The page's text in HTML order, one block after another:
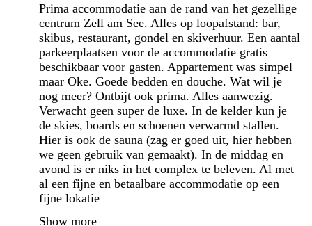
Prima accommodatie aan de rand van het gezellige
centrum Zell am See. Alles op loopafstand: bar,
skibus, restaurant, gondel en skiverhuur. Een aantal
parkeerplaatsen voor de accommodatie gratis
beschikbaar voor gasten. Appartement was simpel
maar Oke. Goede bedden en douche. Wat wil je
nog meer? Ontbijt ook prima. Alles aanwezig.
Verwacht geen super de luxe. In de kelder kun je
de skies, boards en schoenen verwarmd stallen.
Hier is ook de sauna (zag er goed uit, hier hebben
we geen gebruik van gemaakt). In de middag en
avond is er niks in het complex te beleven. Al met
al een fijne en betaalbare accommodatie op een
fijne lokatie
Show more